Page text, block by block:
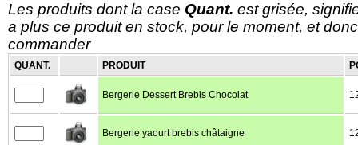
Les produits dont la case Quant. est grisée,
a plus ce produit en stock, pour le moment, et
commander
QUANT. PRODUIT
Bergerie Dessert Brebis Chocolat
Bergerie yaourt brebis châtaigne